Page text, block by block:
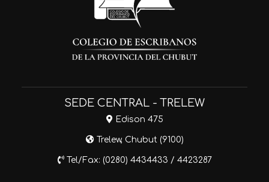
SEDE CENTRAL - TRELEW
Edison 475
Trelew, Chubut (9100)
Tel/Fax: (0280) 4434433 / 4423287